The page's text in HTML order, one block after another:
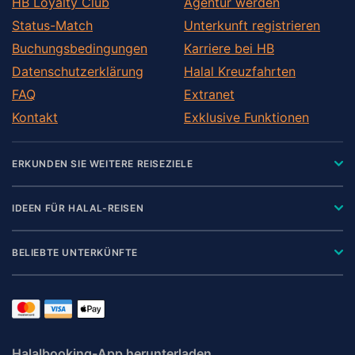
Status-Match
Buchungsbedingungen
Datenschutzerklärung
FAQ
Kontakt
Unterkunft registrieren
Karriere bei HB
Halal Kreuzfahrten
Extranet
Exklusive Funktionen
ERKUNDEN SIE WEITERE REISEZIELE
IDEEN FÜR HALAL-REISEN
BELIEBTE UNTERKÜNFTE